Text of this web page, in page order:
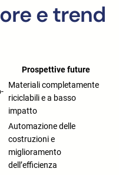
e trend
Prospettive future
Materiali completamente
riciclabili e a basso
impatto
Automazione delle
costruzioni e
miglioramento
dell’efficienza